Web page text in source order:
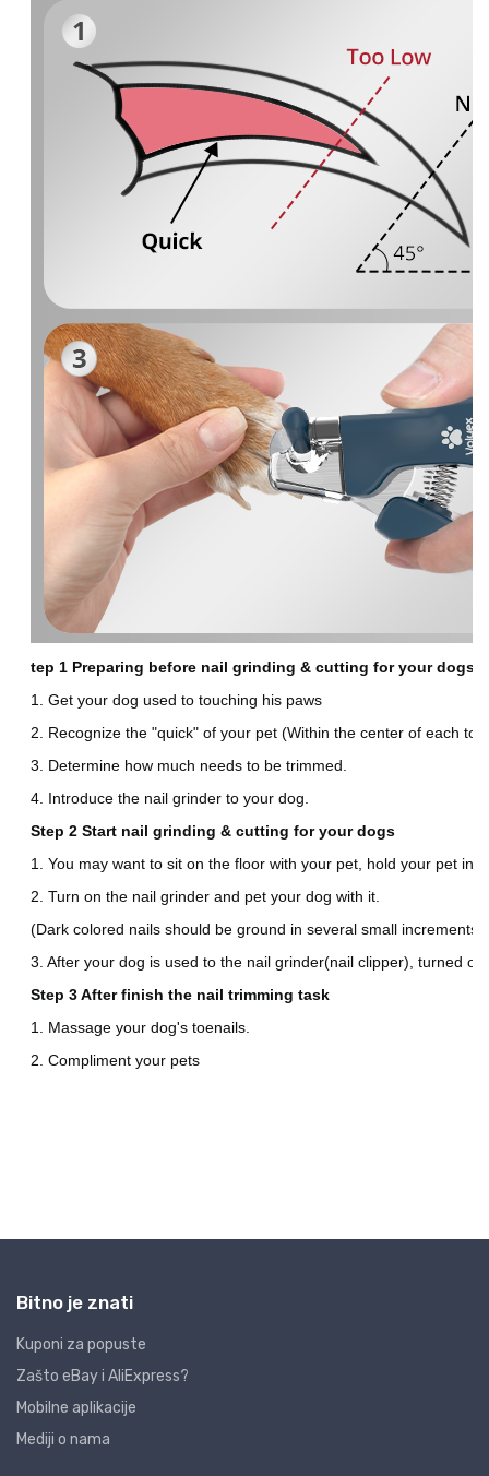
Bitno je znati
Kuponi za popuste
Zašto eBay i AliExpress?
Mobilne aplikacije
Mediji o nama